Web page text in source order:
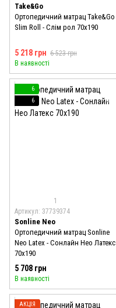
Take&Go
Ортопедичний матрац Take&Go
Slim Roll - Слім рол 70x190
5 218 грн 6 523 грн
В наявності
6
6
1
Артикул: 37739374
Sonline Neo
Ортопедичний матрац Sonline
Neo Latex - Сонлайн Нео Латекс
70x190
5 708 грн
В наявності
АКЦІЯ